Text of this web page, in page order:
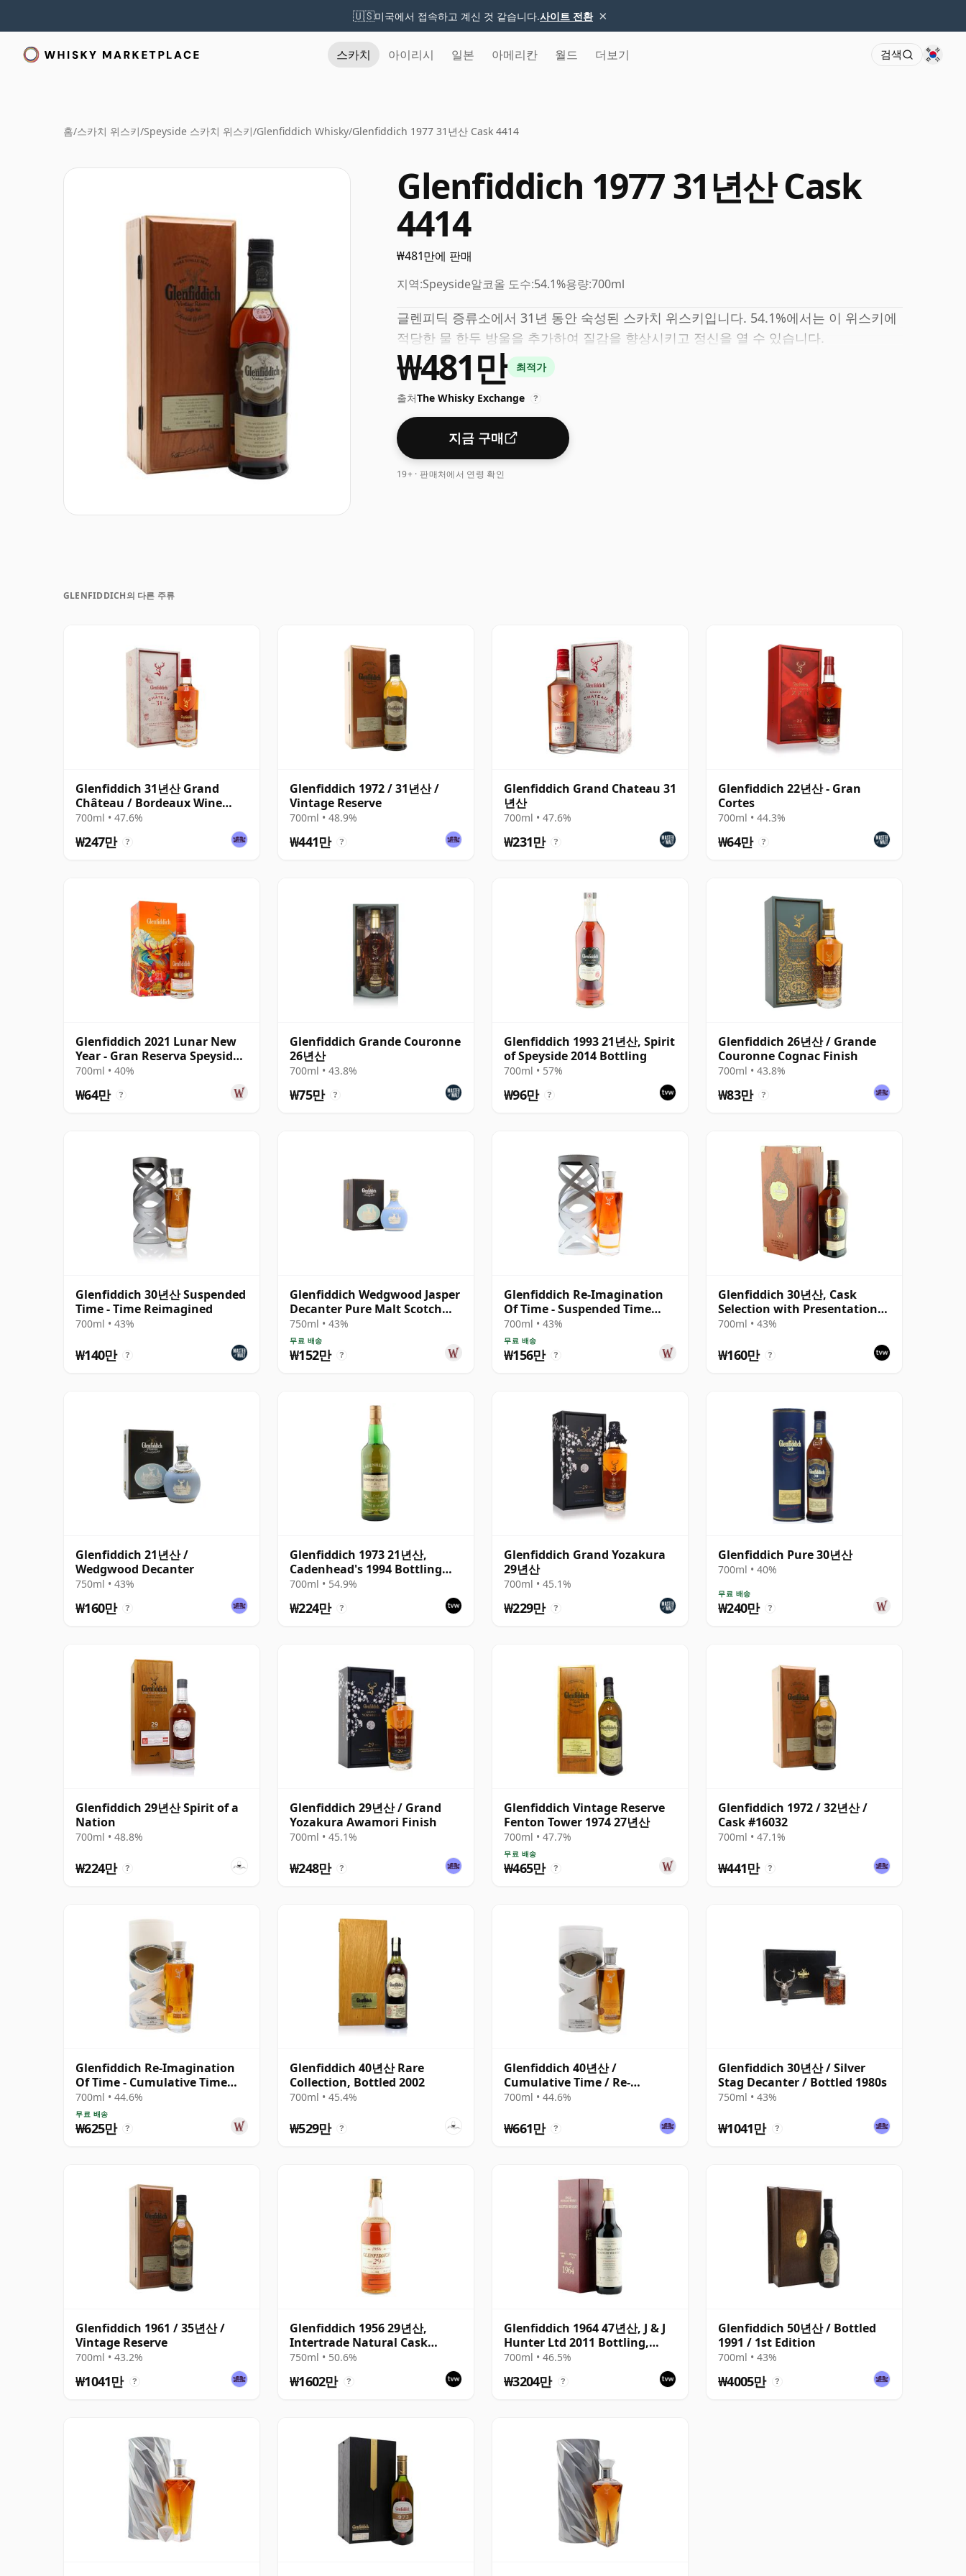
🇺🇸미국에서 접속하고 계신 것 같습니다.사이트 전환 ×
스카치 아이리시 일본 아메리칸 월드 더보기 검색
홈/스카치 위스키/Speyside 스카치 위스키/Glenfiddich Whisky/Glenfiddich 1977 31년산 Cask 4414
Glenfiddich 1977 31년산 Cask
4414
₩481만에 판매
지역:Speyside알코올 도수:54.1%용량:700ml
글렌피딕 증류소에서 31년 동안 숙성된 스카치 위스키입니다. 54.1%에서는 이 위스키에
적당한 물 한두 방울을 추가하여 질감을 향상시키고 정신을 열 수 있습니다.
₩481만 최적가
출처The Whisky Exchange ?
지금 구매
19+ · 판매처에서 연령 확인
GLENFIDDICH의 다른 주류
Glenfiddich 31년산 Grand
Château / Bordeaux Wine
Cask Finish
700ml • 47.6%
₩247만 ?
Glenfiddich 1972 / 31년산 /
Vintage Reserve
700ml • 48.9%
₩441만 ?
Glenfiddich Grand Chateau 31
년산
700ml • 47.6%
₩231만 ?
Glenfiddich 22년산 - Gran
Cortes
700ml • 44.3%
₩64만 ?
Glenfiddich 2021 Lunar New
Year - Gran Reserva Speyside
Single 21년산
700ml • 40%
₩64만 ?
Glenfiddich Grande Couronne
26년산
700ml • 43.8%
₩75만 ?
Glenfiddich 1993 21년산, Spirit
of Speyside 2014 Bottling
700ml • 57%
₩96만 ?
Glenfiddich 26년산 / Grande
Couronne Cognac Finish
700ml • 43.8%
₩83만 ?
Glenfiddich 30년산 Suspended
Time - Time Reimagined
700ml • 43%
₩140만 ?
Glenfiddich Wedgwood Jasper
Decanter Pure Malt Scotch
1966 21년산
750ml • 43%
무료 배송
₩152만 ?
Glenfiddich Re-Imagination
Of Time - Suspended Time
Single Mal 30년산
700ml • 43%
무료 배송
₩156만 ?
Glenfiddich 30년산, Cask
Selection with Presentation
Case
700ml • 43%
₩160만 ?
Glenfiddich 21년산 /
Wedgwood Decanter
750ml • 43%
₩160만 ?
Glenfiddich 1973 21년산,
Cadenhead's 1994 Bottling
with Box
700ml • 54.9%
₩224만 ?
Glenfiddich Grand Yozakura
29년산
700ml • 45.1%
₩229만 ?
Glenfiddich Pure 30년산
700ml • 40%
무료 배송
₩240만 ?
Glenfiddich 29년산 Spirit of a
Nation
700ml • 48.8%
₩224만 ?
Glenfiddich 29년산 / Grand
Yozakura Awamori Finish
700ml • 45.1%
₩248만 ?
Glenfiddich Vintage Reserve
Fenton Tower 1974 27년산
700ml • 47.7%
무료 배송
₩465만 ?
Glenfiddich 1972 / 32년산 /
Cask #16032
700ml • 47.1%
₩441만 ?
Glenfiddich Re-Imagination
Of Time - Cumulative Time
Single Ma 40년산
700ml • 44.6%
무료 배송
₩625만 ?
Glenfiddich 40년산 Rare
Collection, Bottled 2002
700ml • 45.4%
₩529만 ?
Glenfiddich 40년산 /
Cumulative Time / Re-
imagined Time Series
700ml • 44.6%
₩661만 ?
Glenfiddich 30년산 / Silver
Stag Decanter / Bottled 1980s
750ml • 43%
₩1041만 ?
Glenfiddich 1961 / 35년산 /
Vintage Reserve
700ml • 43.2%
₩1041만 ?
Glenfiddich 1956 29년산,
Intertrade Natural Cask
Strength 1985 Bottling
750ml • 50.6%
₩1602만 ?
Glenfiddich 1964 47년산, J & J
Hunter Ltd 2011 Bottling,
Sherry Cask #10800
700ml • 46.5%
₩3204만 ?
Glenfiddich 50년산 / Bottled
1991 / 1st Edition
700ml • 43%
₩4005만 ?